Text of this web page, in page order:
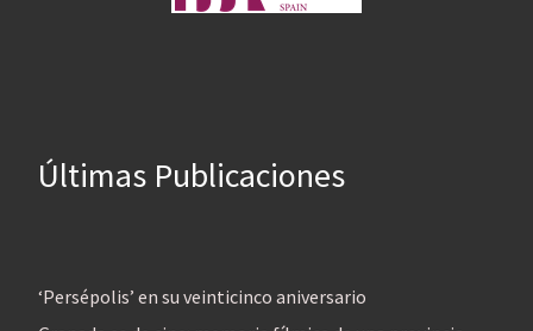
Últimas Publicaciones
‘Persépolis’ en su veinticinco aniversario